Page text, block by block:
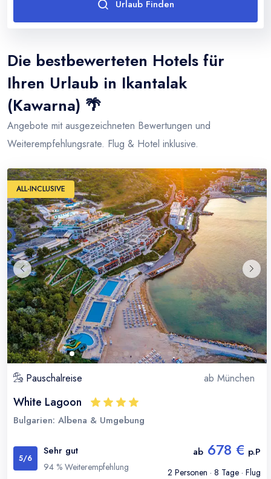
Urlaub Finden
Die bestbewerteten Hotels für
Ihren Urlaub in Ikantalak
(Kawarna) 🌴
Angebote mit ausgezeichneten Bewertungen und
Weiterempfehlungsrate. Flug & Hotel inklusive.
Pauschalreise ab München
ALL-INCLUSIVE
White Lagoon
Bulgarien: Albena & Umgebung
5/6
Sehr gut
94 % Weiterempfehlung
ab 678 € p.P
2 Personen · 8 Tage · Flug